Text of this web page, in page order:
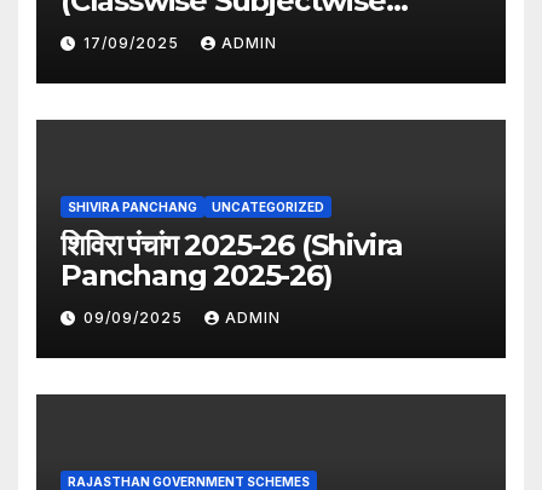
period distribution)
17/09/2025 ADMIN
SHIVIRA PANCHANG UNCATEGORIZED
शिविरा पंचांग 2025-26 (Shivira
Panchang 2025-26)
09/09/2025 ADMIN
RAJASTHAN GOVERNMENT SCHEMES